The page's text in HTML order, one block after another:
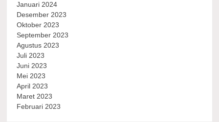
Januari 2024
Desember 2023
Oktober 2023
September 2023
Agustus 2023
Juli 2023
Juni 2023
Mei 2023
April 2023
Maret 2023
Februari 2023